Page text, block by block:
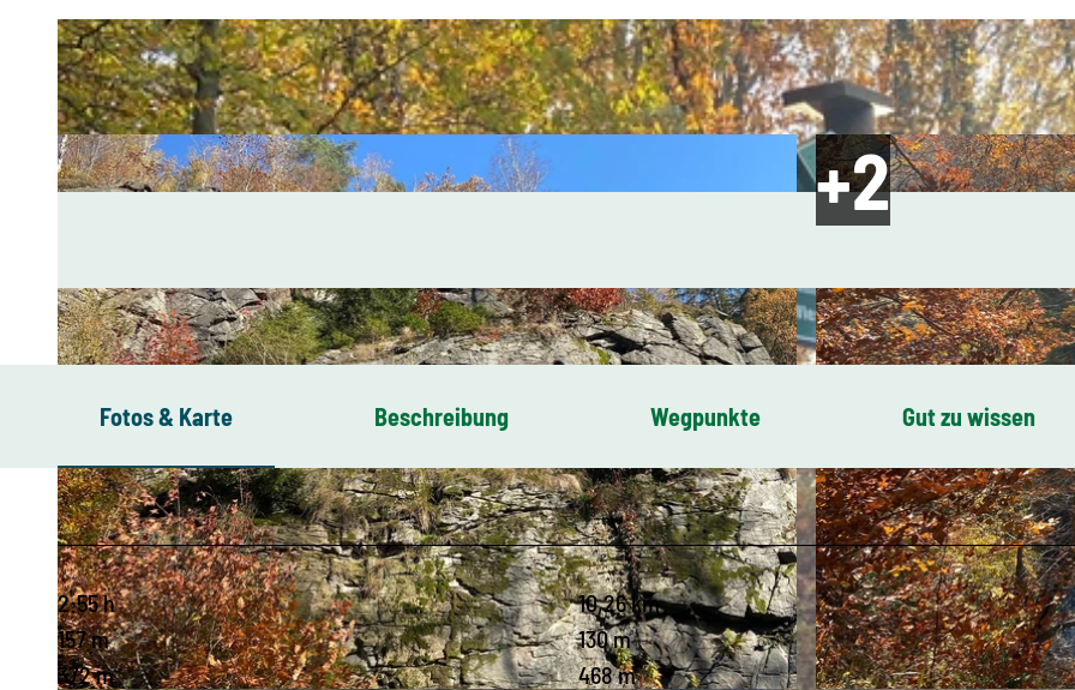
Fotos & Karte Beschreibung Wegpunkte Gut zu wissen
2:55 h
10,26 km
157 m
130 m
372 m
468 m